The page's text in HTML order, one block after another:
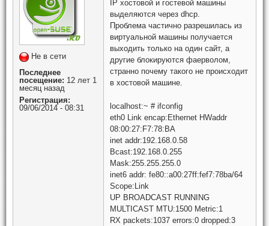
Не в сети
Последнее
посещение: 12 лет 1
месяц назад
Регистрация:
09/06/2014 - 08:31
IP хостовой и гостевой машины
выделяются через dhcp.
Проблема частично разрешилась из
виртуальной машины получается
выходить только на один сайт, а
другие блокируются фаерволом,
странно почему такого не происходит
в хостовой машине.
localhost:~ # ifconfig
eth0 Link encap:Ethernet HWaddr
08:00:27:F7:78:BA
inet addr:192.168.0.58
Bcast:192.168.0.255
Mask:255.255.255.0
inet6 addr: fe80::a00:27ff:fef7:78ba/64
Scope:Link
UP BROADCAST RUNNING
MULTICAST MTU:1500 Metric:1
RX packets:1037 errors:0 dropped:3